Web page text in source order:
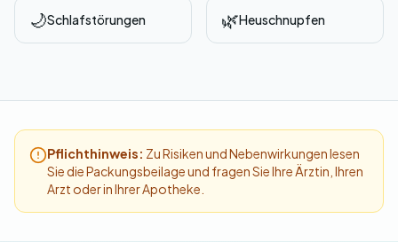
🌙Schlafstörungen 🌿Heuschnupfen
Pflichthinweis: Zu Risiken und Nebenwirkungen lesen
Sie die Packungsbeilage und fragen Sie Ihre Ärztin, Ihren
Arzt oder in Ihrer Apotheke.